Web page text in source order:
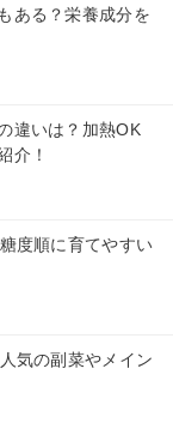
ある？栄養成分を
違いは？加熱OK
介！
度順に育てやすい
気の副菜やメイン